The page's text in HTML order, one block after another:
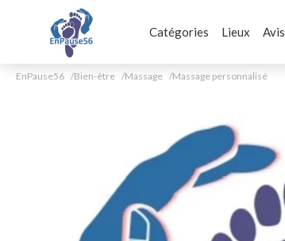
Catégories Lieux Avis
EnPause56 Bien-être Massage Massage personnalisé